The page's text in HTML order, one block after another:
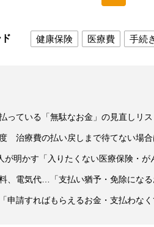
健康保険 医療費 手続
っている「無駄なお金」の見直しリ
治療費の払い戻しまで待てない場合
が明かす「入りたくない医療保険・が
、電気代…「支払い猶予・免除になる
申請すればもらえるお金・支払わな